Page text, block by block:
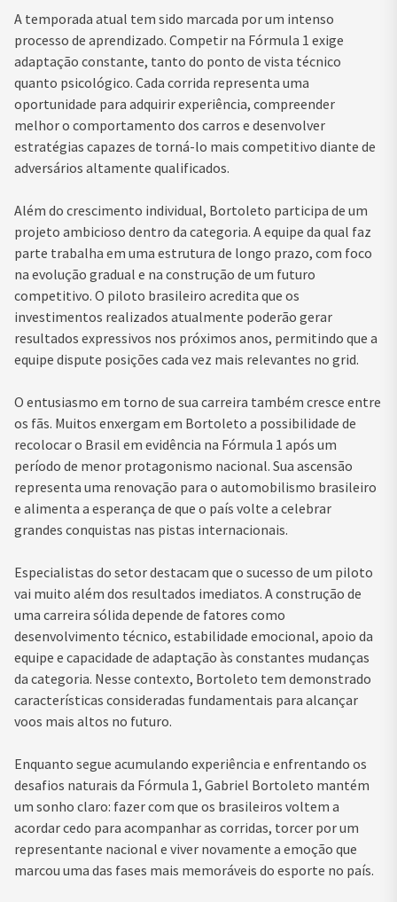
A temporada atual tem sido marcada por um intenso
processo de aprendizado. Competir na Fórmula 1 exige
adaptação constante, tanto do ponto de vista técnico
quanto psicológico. Cada corrida representa uma
oportunidade para adquirir experiência, compreender
melhor o comportamento dos carros e desenvolver
estratégias capazes de torná-lo mais competitivo diante de
adversários altamente qualificados.
Além do crescimento individual, Bortoleto participa de um
projeto ambicioso dentro da categoria. A equipe da qual faz
parte trabalha em uma estrutura de longo prazo, com foco
na evolução gradual e na construção de um futuro
competitivo. O piloto brasileiro acredita que os
investimentos realizados atualmente poderão gerar
resultados expressivos nos próximos anos, permitindo que a
equipe dispute posições cada vez mais relevantes no grid.
O entusiasmo em torno de sua carreira também cresce entre
os fãs. Muitos enxergam em Bortoleto a possibilidade de
recolocar o Brasil em evidência na Fórmula 1 após um
período de menor protagonismo nacional. Sua ascensão
representa uma renovação para o automobilismo brasileiro
e alimenta a esperança de que o país volte a celebrar
grandes conquistas nas pistas internacionais.
Especialistas do setor destacam que o sucesso de um piloto
vai muito além dos resultados imediatos. A construção de
uma carreira sólida depende de fatores como
desenvolvimento técnico, estabilidade emocional, apoio da
equipe e capacidade de adaptação às constantes mudanças
da categoria. Nesse contexto, Bortoleto tem demonstrado
características consideradas fundamentais para alcançar
voos mais altos no futuro.
Enquanto segue acumulando experiência e enfrentando os
desafios naturais da Fórmula 1, Gabriel Bortoleto mantém
um sonho claro: fazer com que os brasileiros voltem a
acordar cedo para acompanhar as corridas, torcer por um
representante nacional e viver novamente a emoção que
marcou uma das fases mais memoráveis do esporte no país.